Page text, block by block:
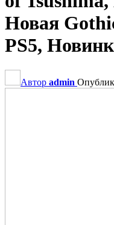
Новая
PS5,
Автор admin